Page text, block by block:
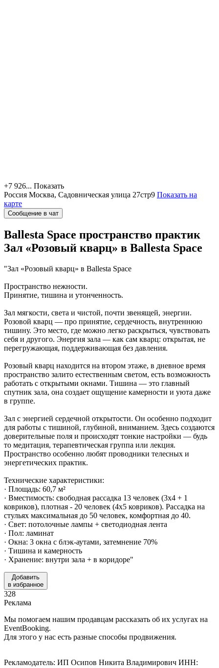
+7 926... Показать
Россия Москва, Садовническая улица 27стр9 Показать на
карте
Сообщение в чат
Ballesta Space пространство практик
Зал «Розовый кварц» в Ballesta Space
"Зал «Розовый кварц» в Ballesta Space
Пространство нежности.
Принятие, тишина и утонченность.
Зал мягкости, света и чистой, почти звенящей, энергии.
Розовой кварц — про принятие, сердечность, внутреннюю
тишину. Это место, где можно легко раскрыться, чувствовать
себя и другого. Энергия зала — как сам кварц: открытая, не
перегружающая, поддерживающая без давления.
Розовый кварц находится на втором этаже, в дневное время
пространство залито естественным светом, есть возможность
работать с открытыми окнами. Тишина — это главный
спутник зала, она создает ощущение камерности и уюта даже
в группе.
Зал с энергией сердечной открытости. Он особенно подходит
для работы с тишиной, глубиной, вниманием. Здесь создаются
доверительные поля и происходят тонкие настройки — будь
то медитация, терапевтическая группа или лекция.
Пространство особенно любят проводники телесных и
энергетических практик.
Технические характеристики:
· Площадь: 60,7 м²
· Вместимость: свободная рассадка 13 человек (3x4 + 1
ковриков), плотная - 20 человек (4x5 ковриков). Рассадка на
стульях максимальная до 50 человек, комфортная до 40.
· Свет: потолочные лампы + светодиодная лента
· Пол: ламинат
· Окна: 3 окна с блэк-аутами, затемнение 70%
· Тишина и камерность
· Хранение: внутри зала + в коридоре"
Добавить
в избранное
328
Реклама
Мы помогаем нашим продавцам рассказать об их услугах на
EventBooking.
Для этого у нас есть разные способы продвижения.
Рекламодатель: ИП Осипов Никита Владимирович ИНН: